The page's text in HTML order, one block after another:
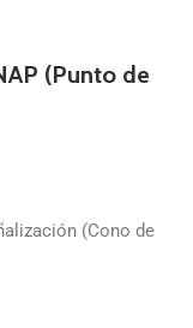
(Punto de
(Cono de